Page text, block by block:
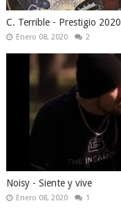
C. Terrible - Prestigio 2020
Enero 08, 2020 2
Noisy - Siente y vive
Enero 08, 2020 1